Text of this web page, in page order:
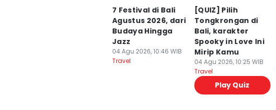
7 Festival di Bali
Agustus 2026, dari
Budaya Hingga
Jazz
04 Agu 2026, 10:46 WIB
Travel
[QUIZ] Pilih
Tongkrongan di
Bali, karakter
Spooky in Love Ini
Mirip Kamu
04 Agu 2026, 10:25 WIB
Travel
Play Quiz